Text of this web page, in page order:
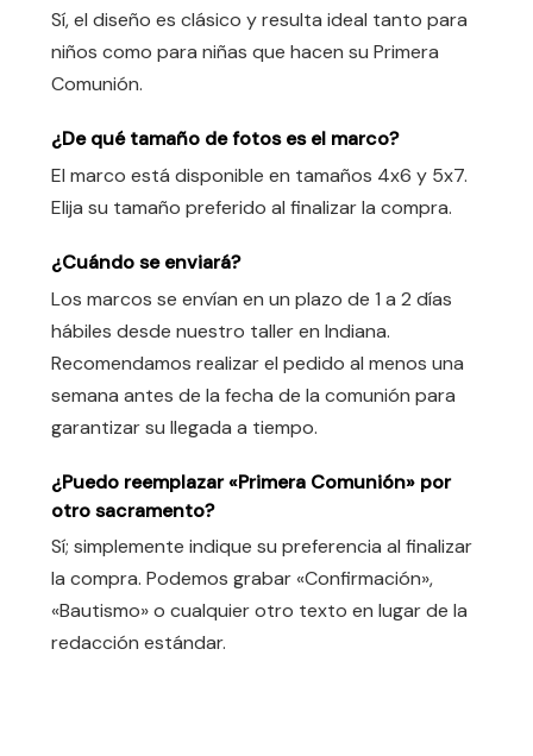
Sí, el diseño es clásico y resulta ideal tanto para
niños como para niñas que hacen su Primera
Comunión.
¿De qué tamaño de fotos es el marco?
El marco está disponible en tamaños 4x6 y 5x7.
Elija su tamaño preferido al finalizar la compra.
¿Cuándo se enviará?
Los marcos se envían en un plazo de 1 a 2 días
hábiles desde nuestro taller en Indiana.
Recomendamos realizar el pedido al menos una
semana antes de la fecha de la comunión para
garantizar su llegada a tiempo.
¿Puedo reemplazar «Primera Comunión» por
otro sacramento?
Sí; simplemente indique su preferencia al finalizar
la compra. Podemos grabar «Confirmación»,
«Bautismo» o cualquier otro texto en lugar de la
redacción estándar.